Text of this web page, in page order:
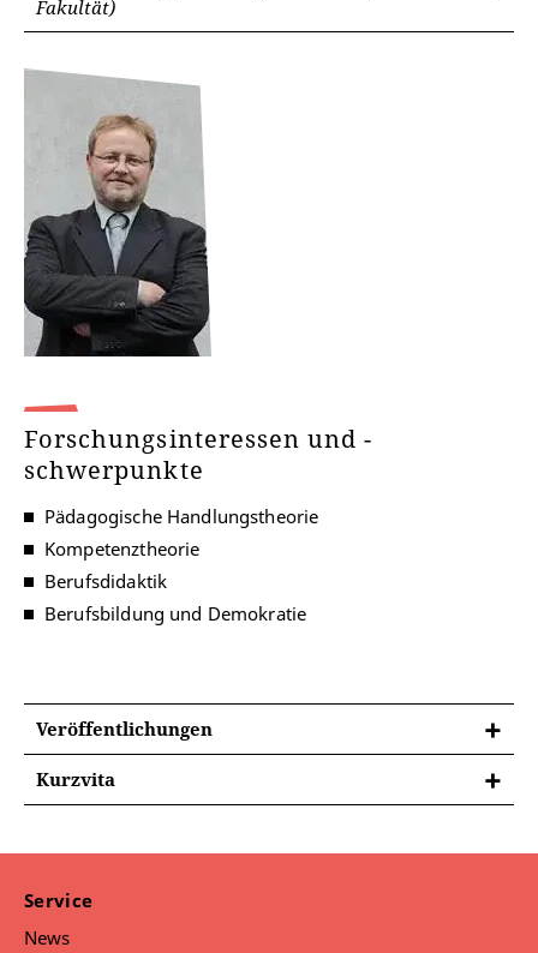
Fakultät)
Forschungsinteressen und -
schwerpunkte
Pädagogische Handlungstheorie
Kompetenztheorie
Berufsdidaktik
Berufsbildung und Demokratie
Veröffentlichungen
Kurzvita
Professor
2012
Service
News